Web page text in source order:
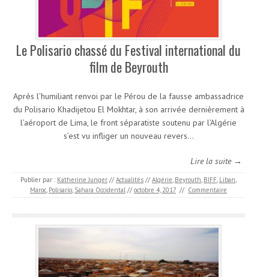
Le Polisario chassé du Festival international du
film de Beyrouth
Après l’humiliant renvoi par le Pérou de la fausse ambassadrice
du Polisario Khadijetou El Mokhtar, à son arrivée dernièrement à
l’aéroport de Lima, le front séparatiste soutenu par l’Algérie
s’est vu infliger un nouveau revers…
Lire la suite →
Publier par : Katherine Junger // Actualités // Algérie, Beyrouth, BIFF, Liban,
Maroc, Polisario, Sahara Occidental // octobre 4, 2017 // Commentaire